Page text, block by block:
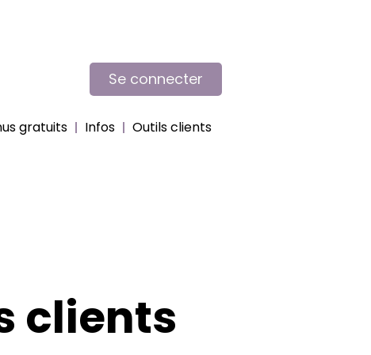
Se connecter
gratuits Infos Outils clients
clients